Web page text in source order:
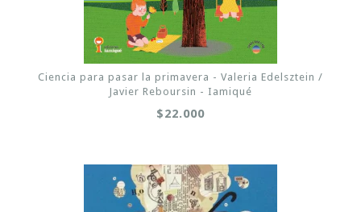
Ciencia para pasar la primavera - Valeria Edelsztein /
Javier Reboursin - Iamiqué
$22.000